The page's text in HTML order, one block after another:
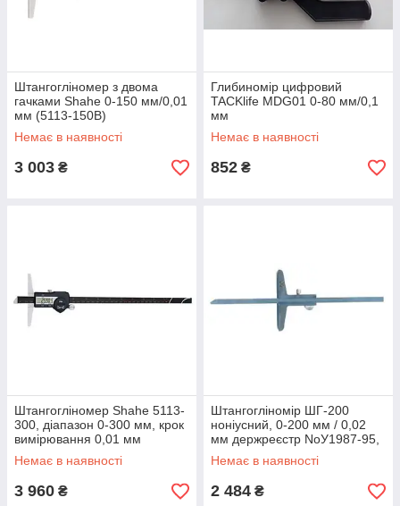
Штангогліномер з двома
гачками Shahe 0-150 мм/0,01
мм (5113-150B)
Немає в наявності
3 003 ₴
Глибиномір цифровий
TACKlife MDG01 0-80 мм/0,1
мм
Немає в наявності
852 ₴
Штангогліномер Shahe 5113-
300, діапазон 0-300 мм, крок
вимірювання 0,01 мм
Немає в наявності
3 960 ₴
Штангогліномір ШГ-200
ноніусний, 0-200 мм / 0,02
мм держреєстр NoУ1987-95,
Україна
Немає в наявності
2 484 ₴